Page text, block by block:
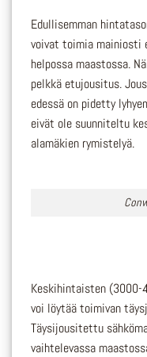
Edullisemman
voivat toimia mainiosti
helpossa maastossa.
pelkkä etujousitus.
edessä on pidetty
eivät ole suunniteltu
alamäkien rymistelyä.
Keskihintaisten (3000-
voi löytää toimivan
Täysijousitettu
vaihtelevassa